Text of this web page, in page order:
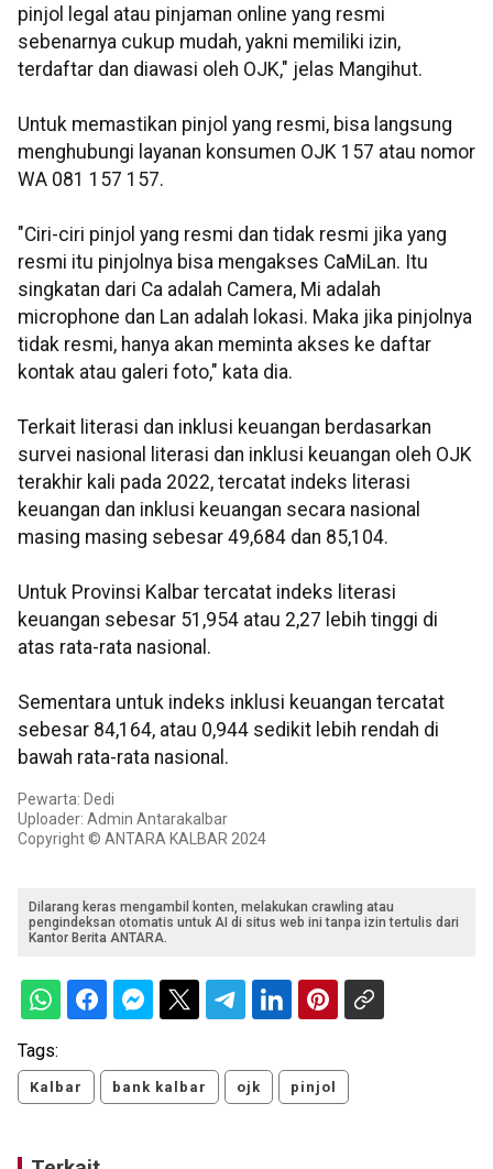
pinjol legal atau pinjaman online yang resmi
sebenarnya cukup mudah, yakni memiliki izin,
terdaftar dan diawasi oleh OJK," jelas Mangihut.
Untuk memastikan pinjol yang resmi, bisa langsung
menghubungi layanan konsumen OJK 157 atau nomor
WA 081 157 157.
"Ciri-ciri pinjol yang resmi dan tidak resmi jika yang
resmi itu pinjolnya bisa mengakses CaMiLan. Itu
singkatan dari Ca adalah Camera, Mi adalah
microphone dan Lan adalah lokasi. Maka jika pinjolnya
tidak resmi, hanya akan meminta akses ke daftar
kontak atau galeri foto," kata dia.
Terkait literasi dan inklusi keuangan berdasarkan
survei nasional literasi dan inklusi keuangan oleh OJK
terakhir kali pada 2022, tercatat indeks literasi
keuangan dan inklusi keuangan secara nasional
masing masing sebesar 49,684 dan 85,104.
Untuk Provinsi Kalbar tercatat indeks literasi
keuangan sebesar 51,954 atau 2,27 lebih tinggi di
atas rata-rata nasional.
Sementara untuk indeks inklusi keuangan tercatat
sebesar 84,164, atau 0,944 sedikit lebih rendah di
bawah rata-rata nasional.
Pewarta: Dedi
Uploader: Admin Antarakalbar
Copyright © ANTARA KALBAR 2024
Dilarang keras mengambil konten, melakukan crawling atau
pengindeksan otomatis untuk AI di situs web ini tanpa izin tertulis dari
Kantor Berita ANTARA.
Tags:
Kalbar bank kalbar ojk pinjol